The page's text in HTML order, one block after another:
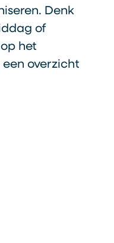
Denk
of
het
een overzicht